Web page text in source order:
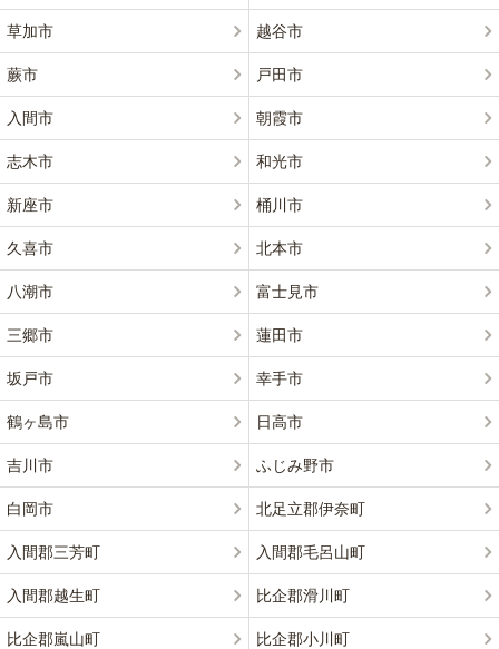
草加市 越谷市
蕨市 戸田市
入間市 朝霞市
志木市 和光市
新座市 桶川市
久喜市 北本市
八潮市 富士見市
三郷市 蓮田市
坂戸市 幸手市
鶴ヶ島市 日高市
吉川市 ふじみ野市
白岡市 北足立郡伊奈町
入間郡三芳町 入間郡毛呂山町
入間郡越生町 比企郡滑川町
比企郡嵐山町 比企郡小川町